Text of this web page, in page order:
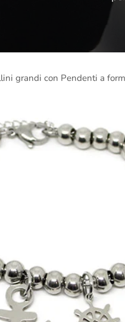
grandi con Pendenti a